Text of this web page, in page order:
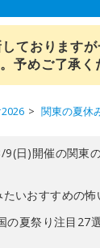
ております
予めご了承く
関東の夏休
日)開催の関東
たいおすすめの
の夏祭り注目27